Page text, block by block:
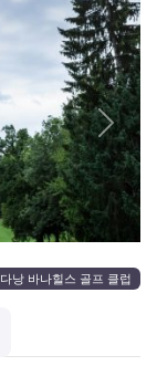
Next
다낭 바나힐스 골프 클럽